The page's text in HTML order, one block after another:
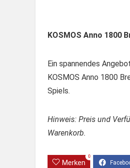
KOSMOS Anno 1800
Ein spannendes
KOSMOS Anno 1800
Spiels.
Hinweis: Preis und
Warenkorb.
Merken
0